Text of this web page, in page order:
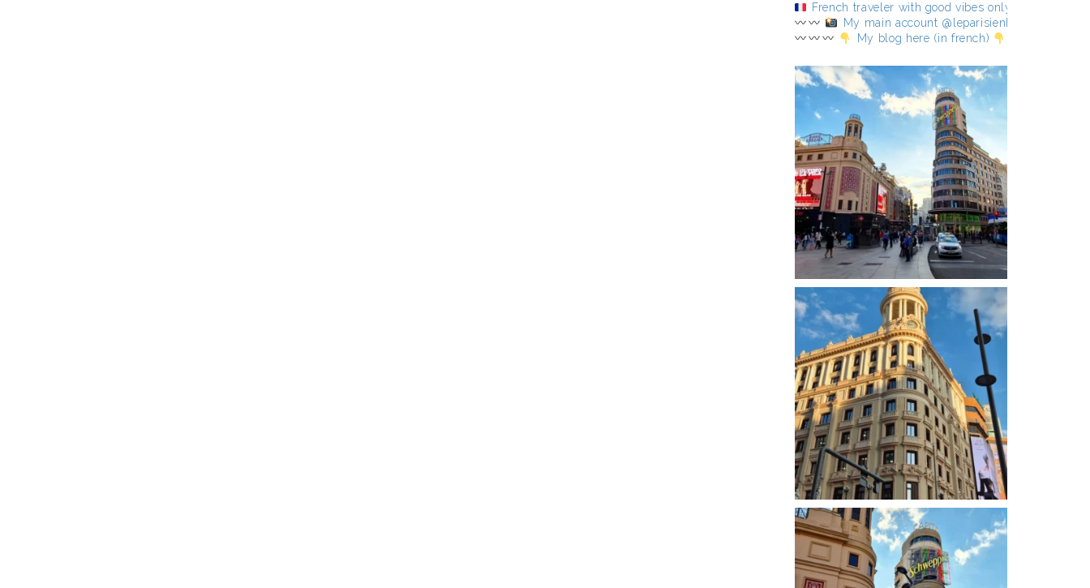
French traveler with good vibes only
My main account @leparisienheureux
My blog here (in french)